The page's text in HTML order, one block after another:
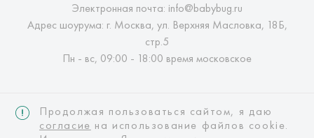
Электронная почта: info@babybug.ru
Адрес шоурума: г. Москва, ул. Верхняя Масловка, 18Б,
стр.5
Пн - вс, 09:00 - 18:00 время московское
Продолжая пользоваться сайтом, я даю
согласие на использование файлов cookie.